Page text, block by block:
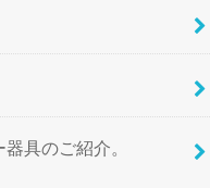
具のご紹介。